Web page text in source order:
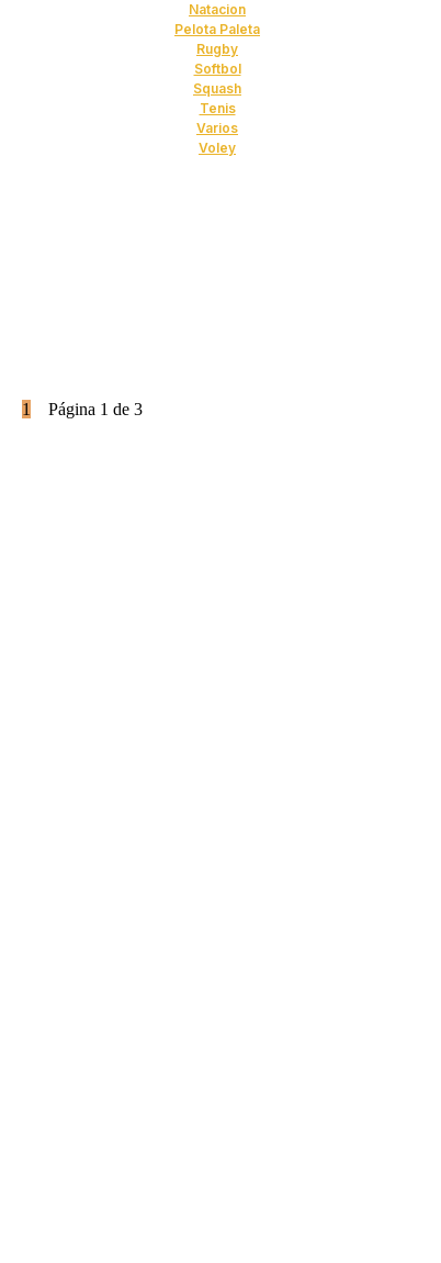
Natacion
Pelota Paleta
Rugby
Softbol
Squash
Tenis
Varios
Voley
1 3Página 1 de 3